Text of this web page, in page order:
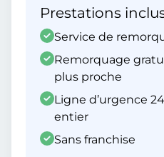
Prestations
Service de
Remorquage
plus proche
Ligne d’urgence
entier
Sans franchise